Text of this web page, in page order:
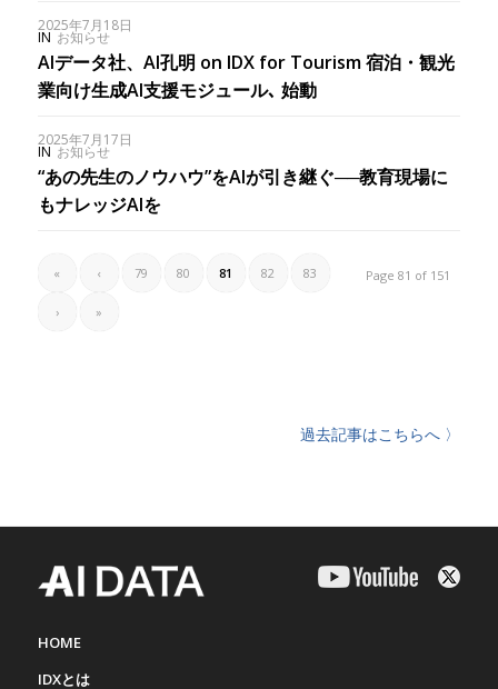
2025年7月18日
IN お知らせ
AIデータ社、AI孔明 on IDX for Tourism 宿泊・観光
業向け生成AI支援モジュール､ 始動
2025年7月17日
IN お知らせ
“あの先生のノウハウ”をAIが引き継ぐ──教育現場に
もナレッジAIを
Page 81 of 151
« ‹ 79 80 81 82 83
› »
過去記事はこちらへ 〉
HOME
IDXとは